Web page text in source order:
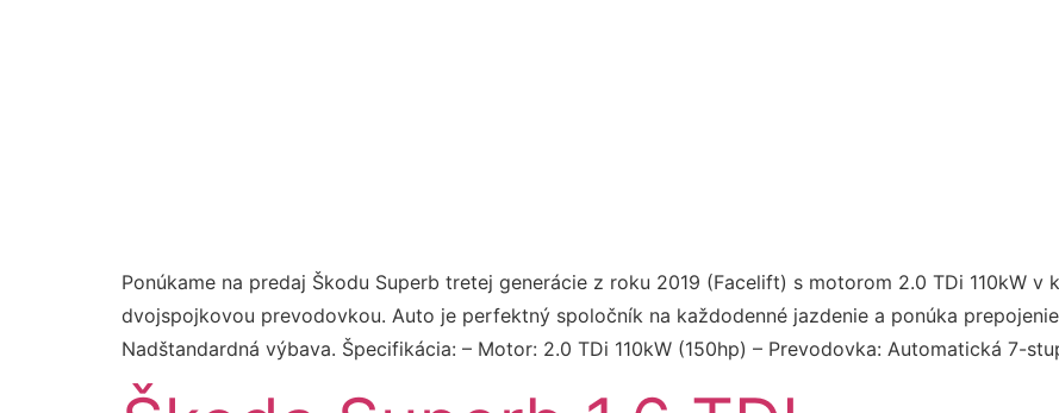
Ponúkame na predaj Škodu Superb tretej generácie z roku 2019 (Facelift) s motorom 2.0 TDi 110kW
dvojspojkovou prevodovkou. Auto je perfektný spoločník na každodenné jazdenie a ponúka
Nadštandardná výbava. Špecifikácia: – Motor: 2.0 TDi 110kW (150hp) – Prevodovka: Automatická 7-